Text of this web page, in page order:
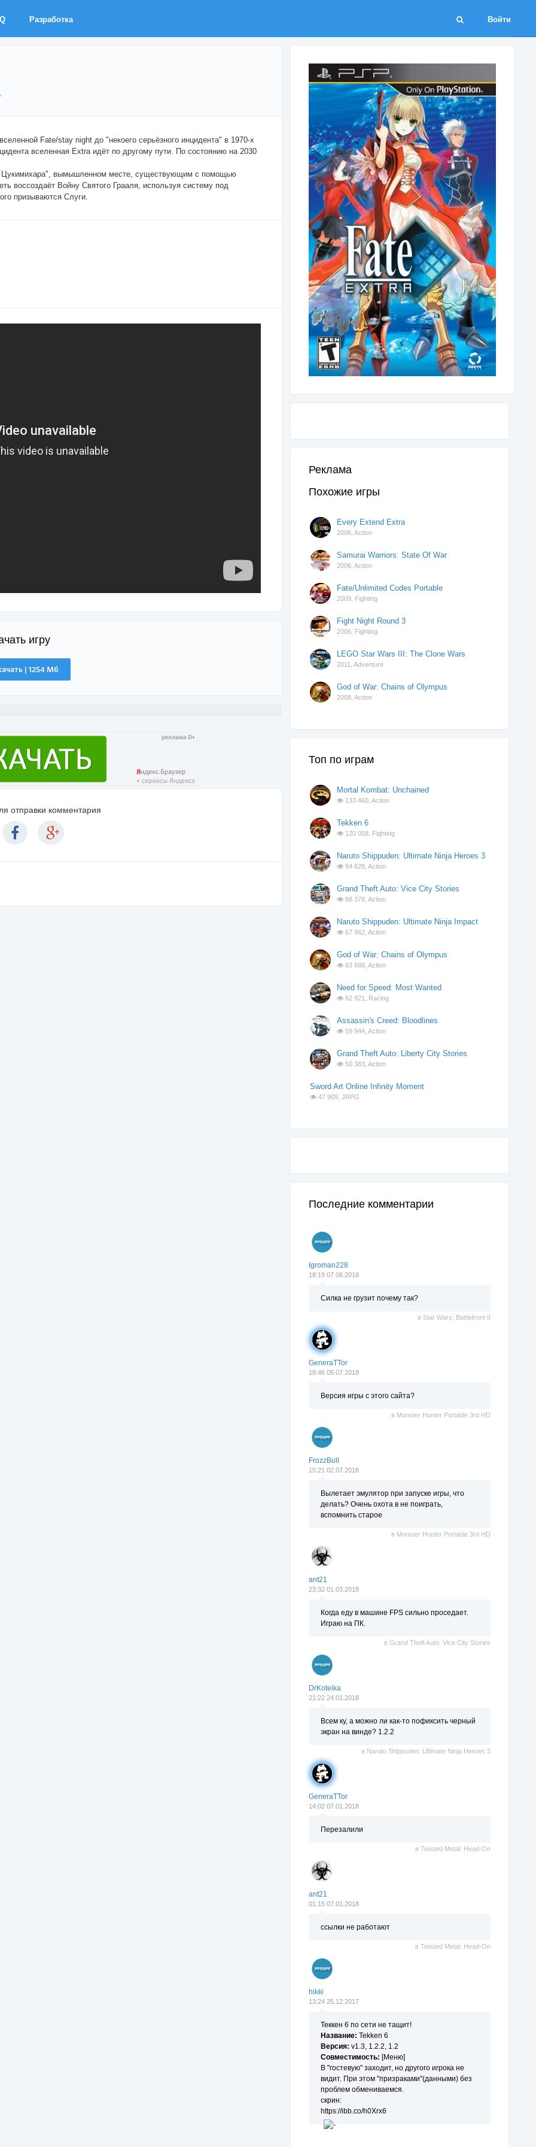
Разработка Войти
Fate/stay night до "некоего серьёзного инцидента" в 1970-х
вселенная Extra идёт по другому пути. По состоянию на 2030
Цукимихара", вымышленном месте, существующим с помощью
воссоздаёт Войну Святого Грааля, используя систему под
призываются Слуги.
игру
| 1254 Мб
отправки комментария
Реклама
Похожие игры
Every Extend Extra
2006,Action
Samurai Warriors: State Of War
2006,Action
Fate/Unlimited Codes Portable
2009, Fighting
Fight Night Round 3
2006, Fighting
LEGO Star Wars III: The Clone Wars
2011,Adventure
God of War: Chains of Olympus
2008,Action
Топ по играм
Mortal Kombat: Unchained
133 460,Action
Tekken 6
120 058, Fighting
Naruto Shippuden: Ultimate Ninja Heroes 3
94 628,Action
Grand Theft Auto: Vice City Stories
68 378,Action
Naruto Shippuden: Ultimate Ninja Impact
67 962,Action
God of War: Chains of Olympus
63 688,Action
Need for Speed: Most Wanted
62 921, Racing
Assassin's Creed: Bloodlines
59 944,Action
Grand Theft Auto: Liberty City Stories
50 383,Action
Sword Art Online Infinity Moment
47 909,JRPG
Последние комментарии
Igroman228
18:19 07.08.2018
Силка не грузит почему так?
в Star Wars: Battlefront II
GeneraTTor
18:46 05.07.2018
Версия игры с этого сайта?
в Monster Hunter Portable 3rd HD
FrozzBull
15:21 02.07.2018
Вылетает эмулятор при запуске игры, что
делать? Очень охота в не поиграть,
вспомнить старое
в Monster Hunter Portable 3rd HD
ant21
23:32 01.03.2018
Когда еду в машине FPS сильно проседает.
Играю на ПК.
вGrand Theft Auto: Vice City Stories
DrKoteika
21:22 24.01.2018
Всем ку, а можно ли как-то пофиксить черный
экран на винде? 1.2.2
в Naruto Shippuden: Ultimate Ninja Heroes 3
GeneraTTor
14:02 07.01.2018
Перезалили
вTwisted Metal: Head-On
ant21
01:15 07.01.2018
ссылки не работают
вTwisted Metal: Head-On
hikki
13:24 25.12.2017
Теккен 6 по сети не тащит!
Название: Tekken 6
Версия: v1.3, 1.2.2, 1.2
Совместимость: [Меню]
В "гостевую" заходит, но другого игрока не
видит. При этом "призраками"(данными) без
проблем обмениваемся.
скрин:
https://ibb.co/h0Xrx6